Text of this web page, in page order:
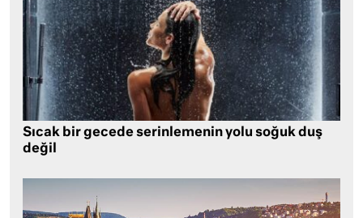
Sıcak bir gecede serinlemenin yolu soğuk duş
değil